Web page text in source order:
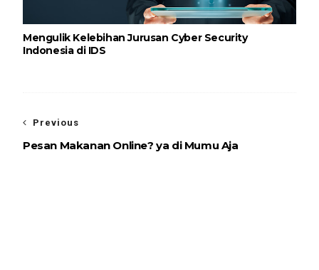
Mengulik Kelebihan Jurusan Cyber Security
Indonesia di IDS
Previous
Pesan Makanan Online? ya di Mumu Aja